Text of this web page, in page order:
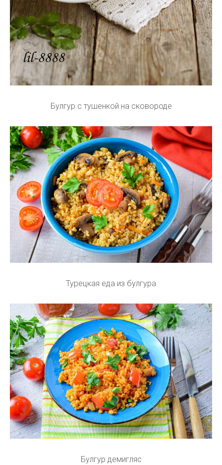
Булгур с тушенкой на сковороде
Турецкая еда из булгура
Булгур демигляс